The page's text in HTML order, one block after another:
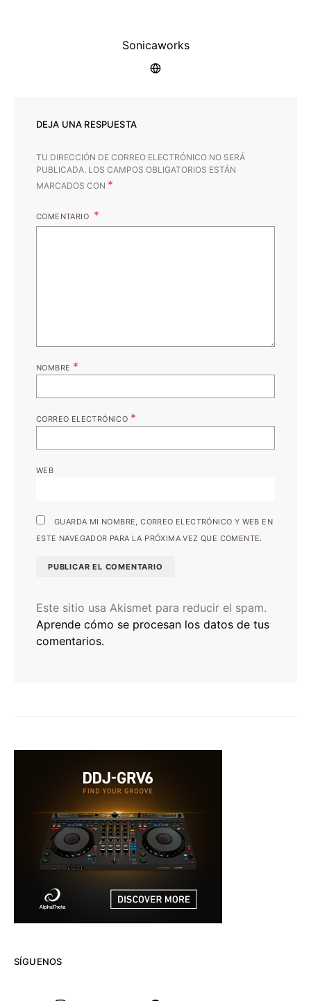
Sonicaworks
DEJA UNA RESPUESTA
TU DIRECCIÓN DE CORREO ELECTRÓNICO NO SERÁ
PUBLICADA. LOS CAMPOS OBLIGATORIOS ESTÁN
MARCADOS CON *
COMENTARIO
NOMBRE *
CORREO ELECTRÓNICO *
WEB
GUARDA MI NOMBRE, CORREO ELECTRÓNICO Y WEB EN
ESTE NAVEGADOR PARA LA PRÓXIMA VEZ QUE COMENTE.
Este sitio usa Akismet para reducir el spam.
Aprende cómo se procesan los datos de tus
comentarios.
SÍGUENOS